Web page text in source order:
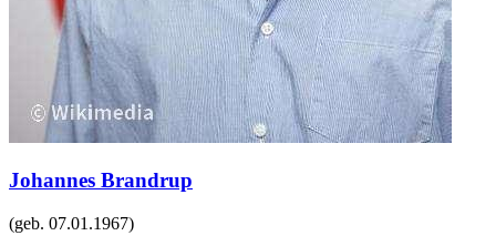
Johannes Brandrup
(geb. 07.01.1967)